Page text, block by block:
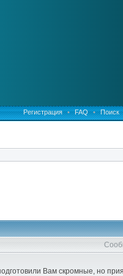
Регистрация • FAQ • Поиск
Вам скромные, но